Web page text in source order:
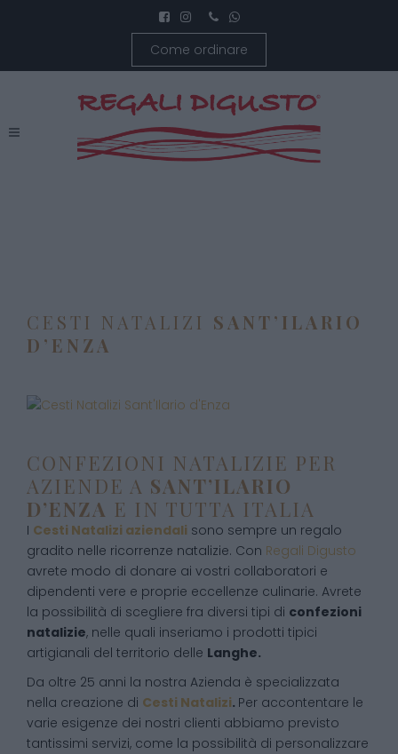
Come ordinare
CESTI NATALIZI SANT’ILARIO
D’ENZA
CONFEZIONI NATALIZIE PER
AZIENDE A SANT’ILARIO
D’ENZA E IN TUTTA ITALIA
I Cesti Natalizi aziendali sono sempre un regalo
gradito nelle ricorrenze natalizie. Con Regali Digusto
avrete modo di donare ai vostri collaboratori e
dipendenti vere e proprie eccellenze culinarie. Avrete
la possibilità di scegliere fra diversi tipi di confezioni
natalizie, nelle quali inseriamo i prodotti tipici
artigianali del territorio delle Langhe.
Da oltre 25 anni la nostra Azienda è specializzata
nella creazione di Cesti Natalizi. Per accontentare le
varie esigenze dei nostri clienti abbiamo previsto
tantissimi servizi, come la possibilità di personalizzare